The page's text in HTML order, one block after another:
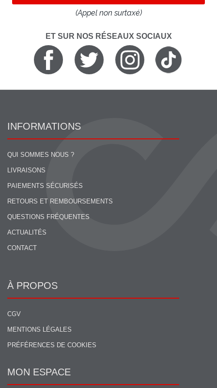
(Appel non surtaxé)
ET SUR NOS RÉSEAUX SOCIAUX
INFORMATIONS
QUI SOMMES NOUS ?
LIVRAISONS
PAIEMENTS SÉCURISÉS
RETOURS ET REMBOURSEMENTS
QUESTIONS FRÉQUENTES
ACTUALITÉS
CONTACT
À PROPOS
CGV
MENTIONS LÉGALES
PRÉFÉRENCES DE COOKIES
MON ESPACE